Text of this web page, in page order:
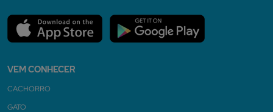
VEM CONHECER
CACHORRO
GATO